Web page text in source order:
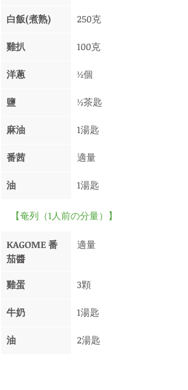
白飯(煮熟) 250克
雞扒 100克
洋蔥 ½個
鹽 ½茶匙
麻油 1湯匙
番茜 適量
油 1湯匙
【奄列（1人前の分量）】
KAGOME 番
茄醬
適量
雞蛋 3顆
牛奶 1湯匙
油 2湯匙